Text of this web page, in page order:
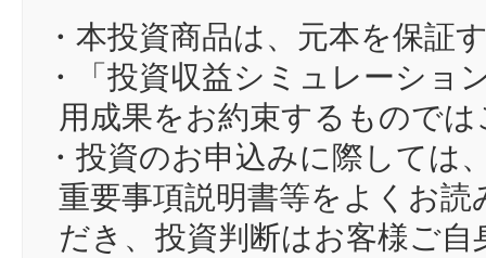
・本投資商品は、元本を保証
・「投資収益シミュレーショ
用成果をお約束するもので
・投資のお申込みに際しては
重要事項説明書等をよくお
だき、投資判断はお客様ご